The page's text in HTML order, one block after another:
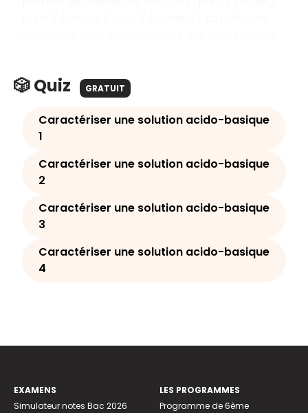
🎲 Quiz GRATUIT
Caractériser une solution acido-basique
1
Caractériser une solution acido-basique
2
Caractériser une solution acido-basique
3
Caractériser une solution acido-basique
4
EXAMENS
Simulateur notes Bac 2026
LES PROGRAMMES
Programme de 6ème